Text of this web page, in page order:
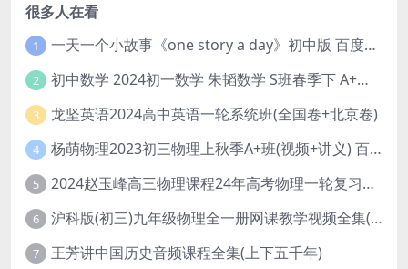
很多人在看
1 一天一个小故事《one story a day》初中版 百度网盘分享下载
2 初中数学 2024初一数学 朱韬数学 S班春季下 A+班春季下 百度云网盘
3 龙坚英语2024高中英语一轮系统班(全国卷+北京卷)
4 杨萌物理2023初三物理上秋季A+班(视频+讲义) 百度网盘分享
5 2024赵玉峰高三物理课程24年高考物理一轮复习网课教程
6 沪科版(初三)九年级物理全一册网课教学视频全集(录播版 杜春雨 66讲)
7 王芳讲中国历史音频课程全集(上下五千年)